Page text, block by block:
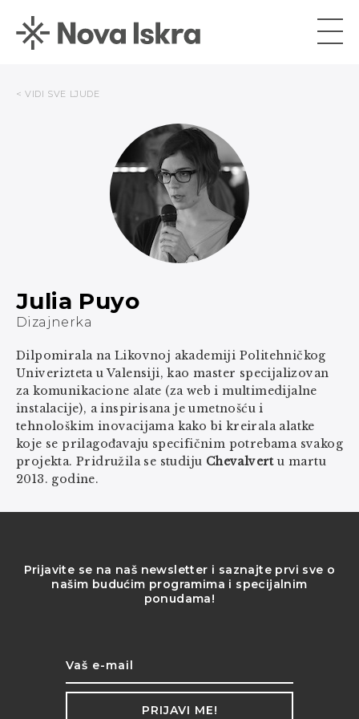
< VIDI SVE LJUDE
Julia Puyo
Dizajnerka
Dilpomirala na Likovnoj akademiji Politehničkog
Univerizteta u Valensiji, kao master specijalizovan
za komunikacione alate (za web i multimedijalne
instalacije), a inspirisana je umetnošću i
tehnološkim inovacijama kako bi kreirala alatke
koje se prilagođavaju specifičnim potrebama svakog
projekta. Pridružila se studiju Chevalvertu martu
2013. godine.
Prijavite se na naš newsletter i saznajte prvi sve o
našim budućim programima i specijalnim
ponudama!
PRIJAVI ME!